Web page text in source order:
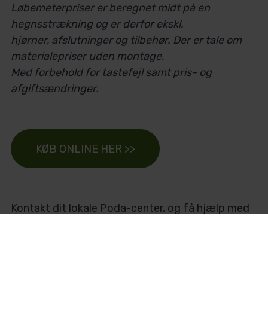
Løbemeterpriser er beregnet midt på en
hegnsstrækning og er derfor ekskl.
hjørner, afslutninger og tilbehør. Der er tale om
materialepriser uden montage.
Med forbehold fortastefejl samt pris- og
afgiftsændringer.
KØB ONLINE HER >>
Kontakt dit lokale Poda-center, og få hjælp med